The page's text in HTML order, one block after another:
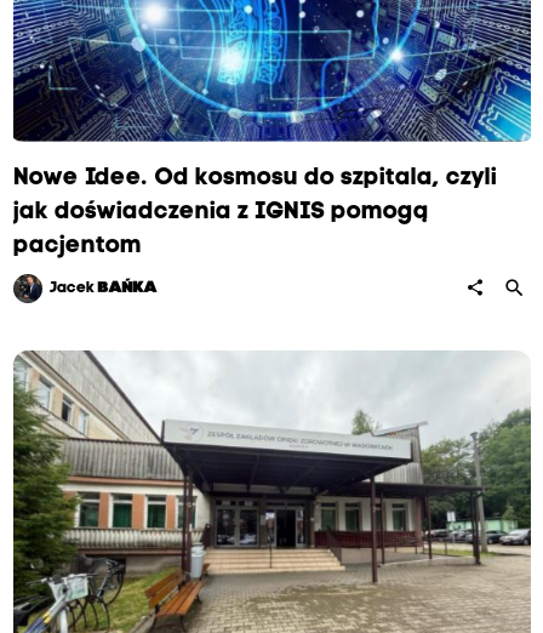
Nowe Idee. Od kosmosu do szpitala, czyli
jak doświadczenia z IGNIS pomogą
pacjentom
Jacek BAŃKA share search